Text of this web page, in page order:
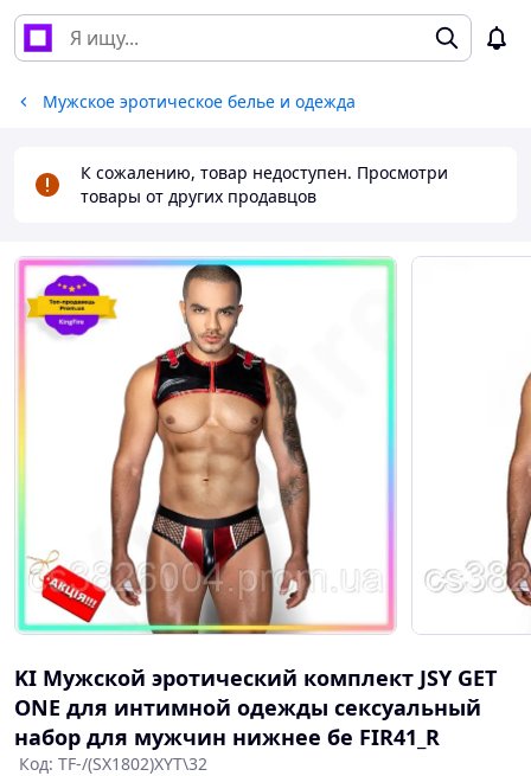
Мужское эротическое белье и одежда
К сожалению, товар недоступен. Просмотри
товары от других продавцов
KI Мужской эротический комплект JSY GET
ONE для интимной одежды сексуальный
набор для мужчин нижнее бе FIR41_R
Код: TF-/(SX1802)XYT\32